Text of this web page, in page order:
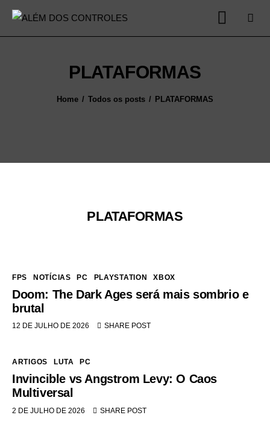
PLATAFORMAS
Home Todos os posts PLATAFORMAS
PLATAFORMAS
FPS NOTÍCIAS PC PLAYSTATION XBOX
Doom: The Dark Ages será mais sombrio e
brutal
12 DE JULHO DE 2026 SHARE POST
ARTIGOS LUTA PC
Invincible vs Angstrom Levy: O Caos
Multiversal
2 DE JULHO DE 2026 SHARE POST